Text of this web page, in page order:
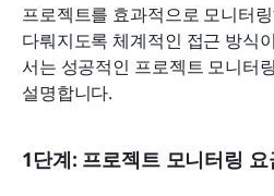
프로젝트를 효과적으로 모니터
다뤄지도록 체계적인 접근 방식
서는 성공적인 프로젝트 모니터
설명합니다.
1단계: 프로젝트 모니터링 요